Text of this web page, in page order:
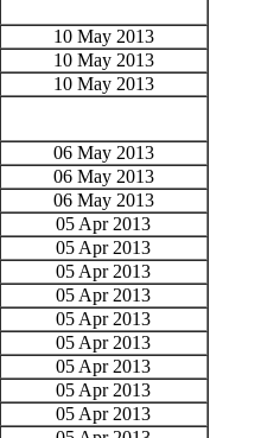
10 May 2013
10 May 2013
10 May 2013
06 May 2013
06 May 2013
06 May 2013
05 Apr 2013
05 Apr 2013
05 Apr 2013
05 Apr 2013
05 Apr 2013
05 Apr 2013
05 Apr 2013
05 Apr 2013
05 Apr 2013